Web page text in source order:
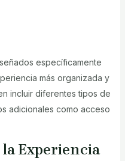
específicamente
más organizada y
incluir diferentes tipos de
adicionales como acceso
Experiencia